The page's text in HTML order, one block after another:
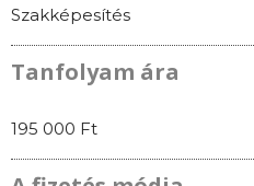
Szakképesítés
Tanfolyam ára
195 000 Ft